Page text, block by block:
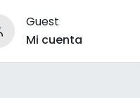
Guest
Mi cuenta